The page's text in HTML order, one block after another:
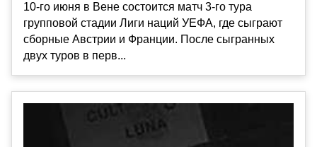
10-го июня в Вене состоится матч 3-го тура
групповой стадии Лиги наций УЕФА, где сыграют
сборные Австрии и Франции. После сыгранных
двух туров в перв...